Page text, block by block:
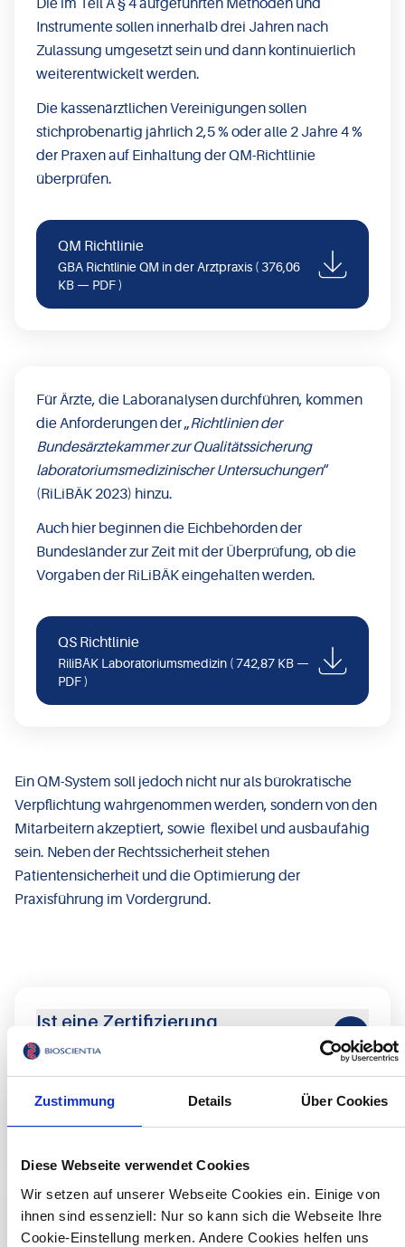
Zustimmung Details Über Cookies
Diese Webseite verwendet Cookies
Wir setzen auf unserer Webseite Cookies ein. Einige von
ihnen sind essenziell: Nur so kann sich die Webseite Ihre
Cookie-Einstellung merken. Andere Cookies helfen uns
Die im Teil A § 4 aufgeführten Methoden und
Instrumente sollen innerhalb drei Jahren nach
Zulassung umgesetzt sein und dann kontinuierlich
weiterentwickelt werden.
Die kassenärztlichen Vereinigungen sollen
stichprobenartig jährlich 2,5 % oder alle 2 Jahre 4 %
der Praxen auf Einhaltung der QM-Richtlinie
überprüfen.
QM Richtlinie
GBA Richtlinie QM in der Arztpraxis ( 376,06
KB — PDF )
Für Ärzte, die Laboranalysen durchführen, kommen
die Anforderungen der „Richtlinien der
Bundesärztekammer zur Qualitätssicherung
laboratoriumsmedizinischer Untersuchungen“
(RiLiBÄK 2023) hinzu.
Auch hier beginnen die Eichbehörden der
Bundesländer zur Zeit mit der Überprüfung, ob die
Vorgaben der RiLiBÄK eingehalten werden.
QS Richtlinie
RiliBÄK Laboratoriumsmedizin ( 742,87 KB —
PDF )
Ein QM-System soll jedoch nicht nur als bürokratische
Verpflichtung wahrgenommen werden, sondern von den
Mitarbeitern akzeptiert, sowie flexibel und ausbaufähig
sein. Neben der Rechtssicherheit stehen
Patientensicherheit und die Optimierung der
Praxisführung im Vordergrund.
Ist eine Zertifizierung
vorgeschrieben?
Wie können die Forderungen der
Müssen bestimmte Schulungen
zum Thema Qualitätsmanagement